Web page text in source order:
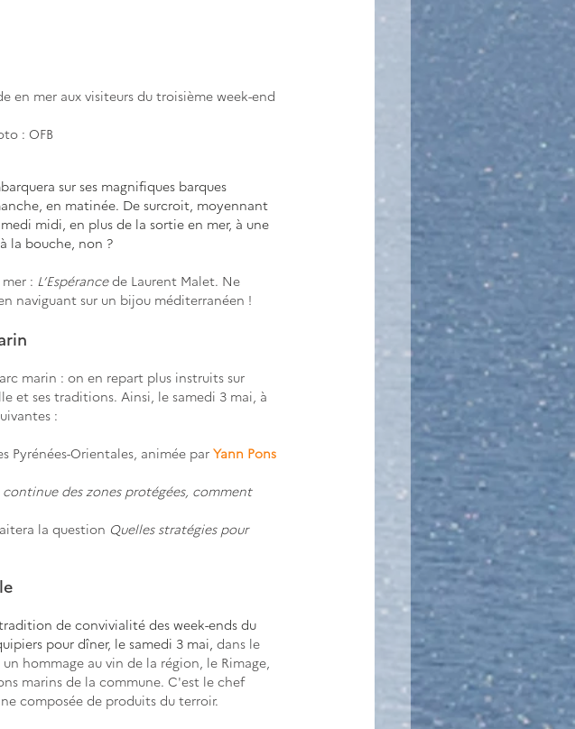
en mer aux visiteurs du troisième week-end
et 4 mai à Banyuls.
: OFB
sur ses magnifiques barques
en matinée. De surcroit, moyennant
midi, en plus de la sortie en mer, à une
la bouche, non ?
: L’Espérance de Laurent Malet. Ne
naviguant sur un bijou méditerranéen !
marin : on en repart plus instruits sur
et ses traditions. Ainsi, le samedi 3 mai, à
:
Pyrénées-Orientales, animée par Yann Pons
des zones protégées, comment
la question Quelles stratégies pour
de convivialité des week-ends du
pour dîner, le samedi 3 mai, dans le
hommage au vin de la région, le Rimage,
marins de la commune. C'est le chef
composée de produits du terroir.